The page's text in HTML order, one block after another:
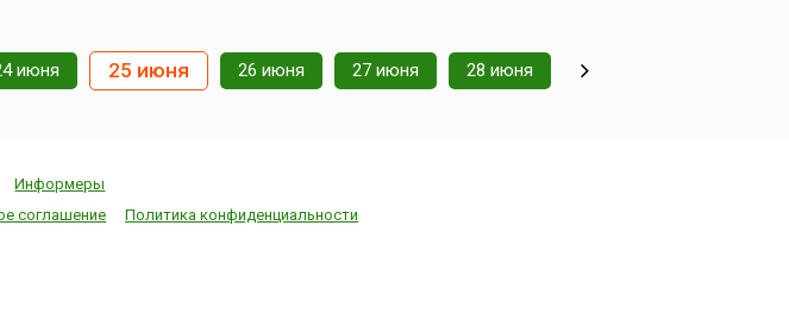
июня 25 июня 26 июня 27 июня 28 июня
Информеры
соглашение Политика конфиденциальности